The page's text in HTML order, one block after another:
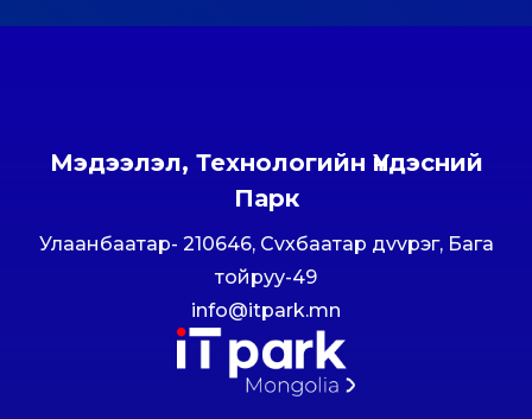
Мэдээлэл, Технологийн Үндэсний
Парк
Улаанбаатар- 210646, Сvхбаатар дvvрэг, Бага
тойруу-49
info@itpark.mn